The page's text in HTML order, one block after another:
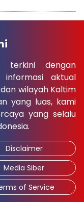
terkini dengan
informasi aktual
wilayah Kaltim
yang luas, kami
yang selalu
Disclaimer
Media Siber
of Service